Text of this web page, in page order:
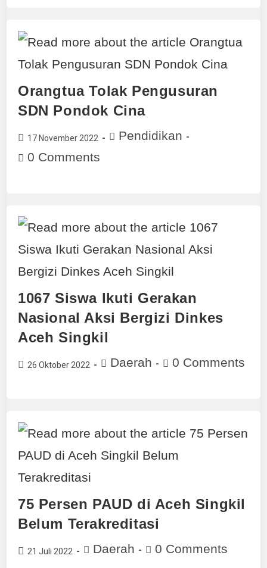
Orangtua Tolak Pengusuran
SDN Pondok Cina
17 November 2022
Pendidikan
0 Comments
1067 Siswa Ikuti Gerakan
Nasional Aksi Bergizi Dinkes
Aceh Singkil
26 Oktober 2022 Daerah 0 Comments
75 Persen PAUD di Aceh Singkil
Belum Terakreditasi
21 Juli 2022 Daerah 0 Comments